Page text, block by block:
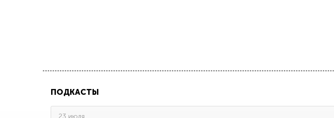
ПОДКАСТЫ
23 июля